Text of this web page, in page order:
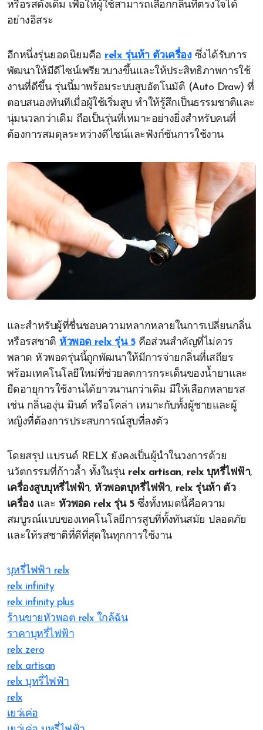
หรือรสดั้งเดิม เพื่อให้ผู้ใช้สามารถเลือกกลิ่นที่ตรงใจได้
อย่างอิสระ
อีกหนึ่งรุ่นยอดนิยมคือ relx รุ่นห้า ตัวเครื่องซึ่งได้รับการ
พัฒนาให้มีดีไซน์เพรียวบางขึ้นและให้ประสิทธิภาพการใช้
งานที่ดีขึ้น รุ่นนี้มาพร้อมระบบสูบอัตโนมัติ (Auto Draw) ที่
ตอบสนองทันทีเมื่อผู้ใช้เริ่มสูบ ทำให้รู้สึกเป็นธรรมชาติและ
นุ่มนวลกว่าเดิม ถือเป็นรุ่นที่เหมาะอย่างยิ่งสำหรับคนที่
ต้องการสมดุลระหว่างดีไซน์และฟังก์ชันการใช้งาน
และสำหรับผู้ที่ชื่นชอบความหลากหลายในการเปลี่ยนกลิ่น
หรือรสชาติ หัวพอด relx รุ่น 5คือส่วนสำคัญที่ไม่ควร
พลาด หัวพอดรุ่นนี้ถูกพัฒนาให้มีการจ่ายกลิ่นที่เสถียร
พร้อมเทคโนโลยีใหม่ที่ช่วยลดการกระเด็นของน้ำยาและ
ยืดอายุการใช้งานได้ยาวนานกว่าเดิม มีให้เลือกหลายรส
เช่น กลิ่นองุ่น มินต์ หรือโคล่า เหมาะกับทั้งผู้ชายและผู้
หญิงที่ต้องการประสบการณ์สูบที่ลงตัว
โดยสรุป แบรนด์ RELX ยังคงเป็นผู้นำในวงการด้วย
นวัตกรรมที่ก้าวล้ำ ทั้งในรุ่น relx artisan, relx บุหรี่ไฟฟ้า,
เครื่องสูบบุหรี่ไฟฟ้า, หัวพอตบุหรี่ไฟฟ้า, relx รุ่นห้า ตัว
เครื่องและ หัวพอด relx รุ่น 5ซึ่งทั้งหมดนี้คือความ
สมบูรณ์แบบของเทคโนโลยีการสูบที่ทั้งทันสมัย ปลอดภัย
และให้รสชาติที่ดีที่สุดในทุกการใช้งาน
บุหรี่ไฟฟ้า relx
relx infinity
relx infinity plus
ร้านขายหัวพอต relx ใกล้ฉัน
ราคาบุหรี่ไฟฟ้า
relx zero
relx artisan
relx บุหรี่ไฟฟ้า
relx
เยว่เค่อ